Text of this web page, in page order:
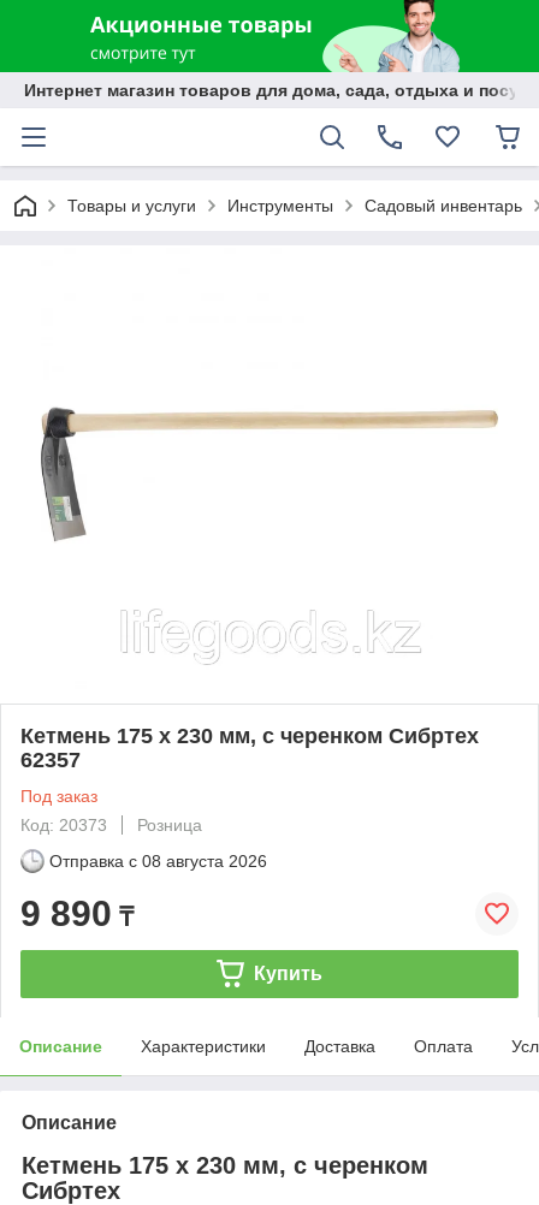
Интернет магазин товаров для дома, сада, отдыха и
Товары и услуги Инструменты Садовый инвентарь
Кетмень 175 х 230 мм, с черенком Сибртех
62357
Под заказ
Код: 20373
Розница
Отправка с 08 августа 2026
9 890 ₸
Купить
Описание Характеристики Доставка Оплата
Описание
Кетмень 175 х 230 мм, с черенком
Сибртех